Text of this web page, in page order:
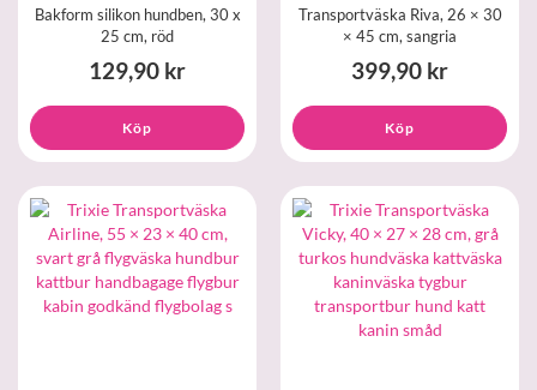
Bakform silikon hundben, 30 x
25 cm, röd
129,90 kr
Köp
Transportväska Riva, 26 × 30
× 45 cm, sangria
399,90 kr
Köp